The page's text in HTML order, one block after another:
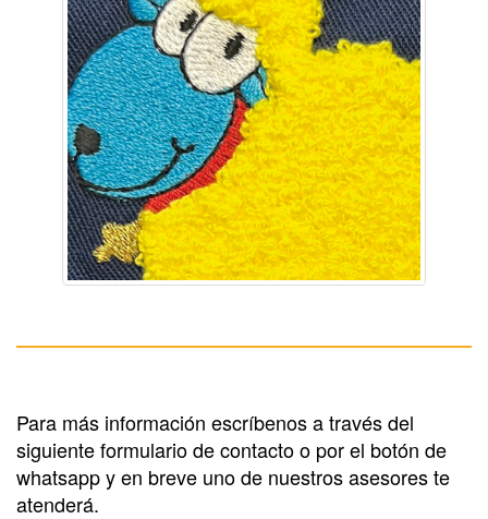
Para más información escríbenos a través del
siguiente formulario de contacto o por el botón de
whatsapp y en breve uno de nuestros asesores te
atenderá.